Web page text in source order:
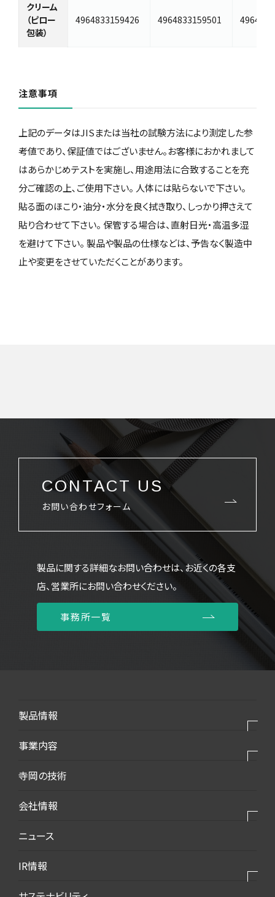
クリーム
（ピロー
包装）
4964833159426 4964833159501
注意事項
上記のデータはJISまたは当社の試験方法により測定した参
考値であり、保証値ではございません。お客様におかれまして
はあらかじめテストを実施し、用途用法に合致することを充
分ご確認の上､ご使用下さい。 人体には貼らないで下さい。
貼る面のほこり・油分・水分を良く拭き取り、しっかり押さえて
貼り合わせて下さい。 保管する場合は、直射日光・高温多湿
を避けて下さい。 製品や製品の仕様などは、予告なく製造中
止や変更をさせていただくことがあります。
CONTACT US
お問い合わせフォーム
製品に関する詳細なお問い合わせは、お近くの各支
店、営業所にお問い合わせください。
事務所一覧
製品情報
製品⼀覧
モビリティ・新エネルギー
生活・梱包
ダウンロード資料
事業内容
私たちの事業
私たちの強み
2025VISION
寺岡の技術
会社情報
代表挨拶
ニュース
IR情報
IR情報トップ